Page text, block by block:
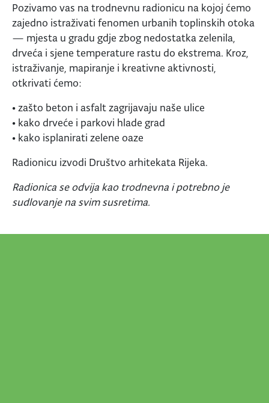
Pozivamo vas na trodnevnu radionicu na kojoj ćemo
zajedno istraživati fenomen urbanih toplinskih otoka
— mjesta u gradu gdje zbog nedostatka zelenila,
drveća i sjene temperature rastu do ekstrema. Kroz,
istraživanje, mapiranje i kreativne aktivnosti,
otkrivati ćemo:
• zašto beton i asfalt zagrijavaju naše ulice
• kako drveće i parkovi hlade grad
• kako isplanirati zelene oaze
Radionicu izvodi Društvo arhitekata Rijeka.
Radionica se odvija kao trodnevna i potrebno je
sudlovanje na svim susretima.